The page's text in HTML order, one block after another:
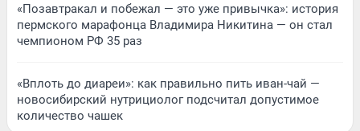
«Позавтракал и побежал — это уже привычка»: история
пермского марафонца Владимира Никитина — он стал
чемпионом РФ 35 раз
«Вплоть до диареи»: как правильно пить иван-чай —
новосибирский нутрициолог подсчитал допустимое
количество чашек